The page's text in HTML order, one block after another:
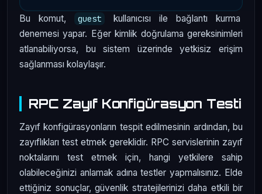
Bu komut, guest
kullanıcısı ile bağlantı kurma
denemesi yapar. Eğer kimlik doğrulama gereksinimleri
atlanabiliyorsa, bu sistem üzerinde yetkisiz erişim
sağlanması kolaylaşır.
RPC Zayıf Konfigürasyon Testi
Zayıf konfigürasyonların tespit edilmesinin ardından, bu
zayıflıkları test etmek gereklidir. RPC servislerinin zayıf
noktalarını test etmek için, hangi yetkilere sahip
olabileceğinizi anlamak adına testler yapmalısınız. Elde
ettiğiniz sonuçlar, güvenlik stratejilerinizi daha etkili bir